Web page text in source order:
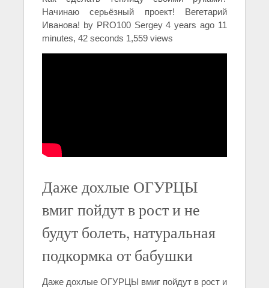
Начинаю серьёзный проект! Вегетарий
Иванова! by PRO100 Sergey 4 years ago 11
minutes, 42 seconds 1,559 views
Даже дохлые ОГУРЦЫ
вмиг пойдут в рост и не
будут болеть, натуральная
подкормка от бабушки
Даже дохлые ОГУРЦЫ вмиг пойдут в рост и